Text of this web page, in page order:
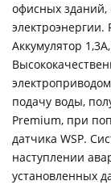
офисных зданий,
Аккумулятор
подачу воды,
Premium, при
датчика WSP.
наступлении
установленных